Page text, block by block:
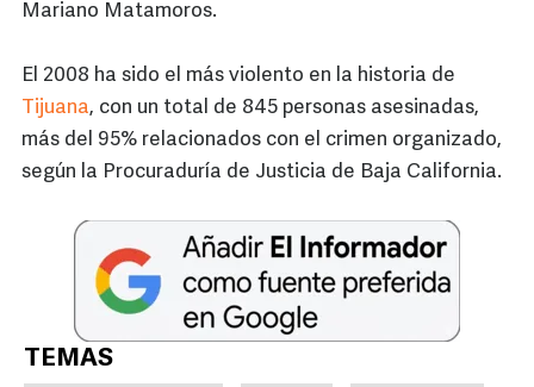
Mariano Matamoros.
El 2008 ha sido el más violento en la historia de
Tijuana, con un total de 845 personas asesinadas,
más del 95% relacionados con el crimen organizado,
según la Procuraduría de Justicia de Baja California.
TEMAS